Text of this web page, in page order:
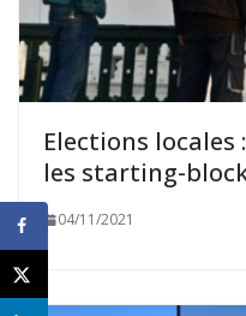
Elections
les starting-
04/11/2021